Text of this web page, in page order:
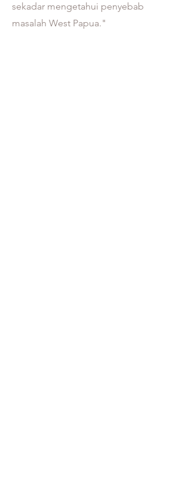
sekadar mengetahui penyebab
masalah West Papua."